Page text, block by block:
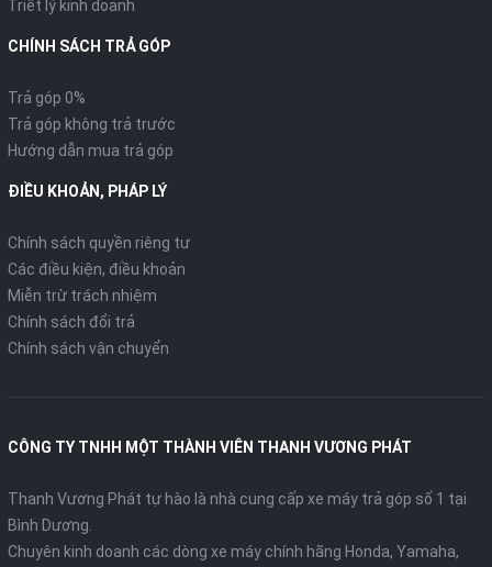
Triết lý kinh doanh
CHÍNH SÁCH TRẢ GÓP
Trả góp 0%
Trả góp không trả trước
Hướng dẫn mua trả góp
ĐIỀU KHOẢN, PHÁP LÝ
Chính sách quyền riêng tư
Các điều kiện, điều khoản
Miễn trừ trách nhiệm
Chính sách đổi trả
Chính sách vận chuyển
CÔNG TY TNHH MỘT THÀNH VIÊN THANH VƯƠNG PHÁT
Thanh Vương Phát tự hào là nhà cung cấp xe máy trả góp số 1 tại
Bình Dương.
Chuyên kinh doanh các dòng xe máy chính hãng Honda, Yamaha,